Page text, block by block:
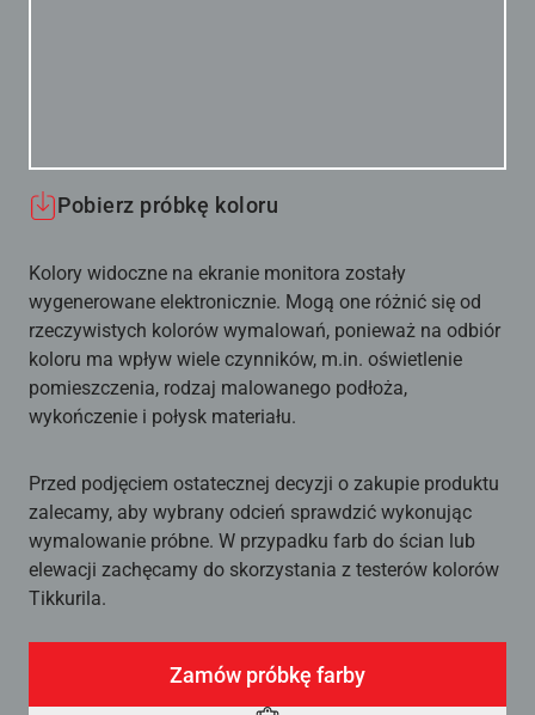
Pobierz próbkę koloru
Kolory widoczne na ekranie monitora zostały
wygenerowane elektronicznie. Mogą one różnić się od
rzeczywistych kolorów wymalowań, ponieważ na odbiór
koloru ma wpływ wiele czynników, m.in. oświetlenie
pomieszczenia, rodzaj malowanego podłoża,
wykończenie i połysk materiału.
Przed podjęciem ostatecznej decyzji o zakupie produktu
zalecamy, aby wybrany odcień sprawdzić wykonując
wymalowanie próbne. W przypadku farb do ścian lub
elewacji zachęcamy do skorzystania z testerów kolorów
Tikkurila.
Zamów próbkę farby